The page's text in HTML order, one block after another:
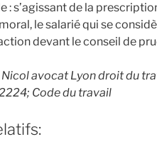
: s’agissant de la
le salarié qui se
devant le conseil de
Nicol avocat Lyon droit du
Code du travail